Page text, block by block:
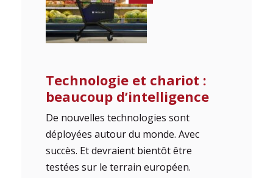
Technologie et chariot :
beaucoup d’intelligence
De nouvelles technologies sont
déployées autour du monde. Avec
succès. Et devraient bientôt être
testées sur le terrain européen.